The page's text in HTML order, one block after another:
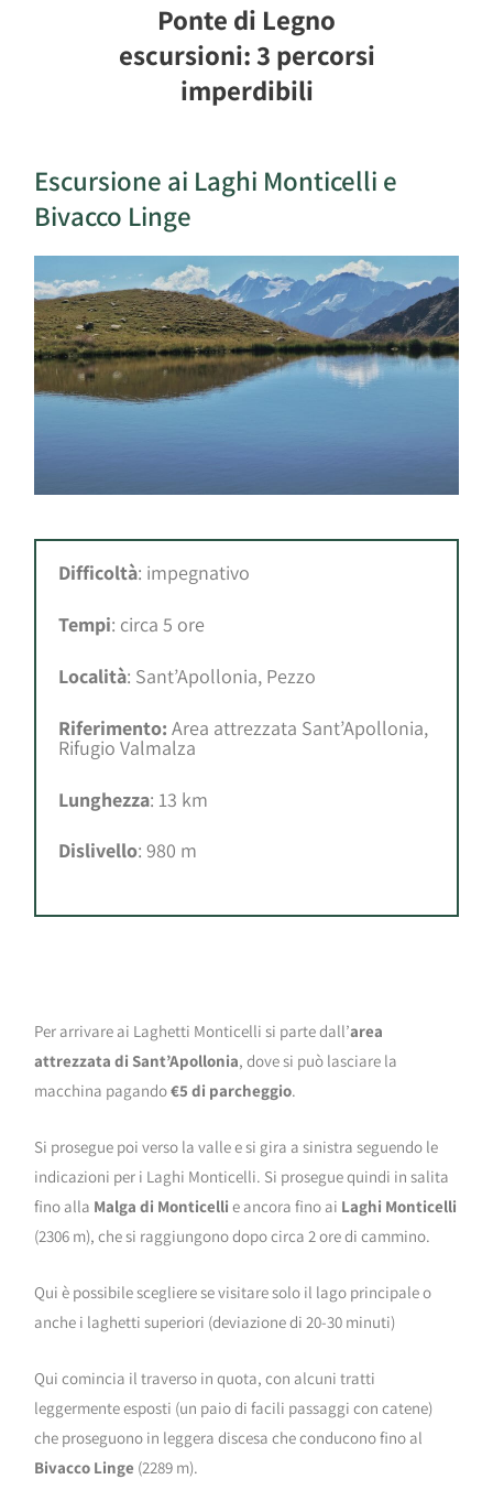
Ponte di Legno
escursioni: 3 percorsi
imperdibili
Escursione ai Laghi Monticelli e
Bivacco Linge
Difficoltà: impegnativo
Tempi: circa 5 ore
Località: Sant’Apollonia, Pezzo
Riferimento:Area attrezzata Sant’Apollonia,
Rifugio Valmalza
Lunghezza: 13 km
Dislivello: 980 m
Per arrivare ai Laghetti Monticelli si parte dall’area
attrezzata di Sant’Apollonia, dove si può lasciare la
macchina pagando€5 di parcheggio.
Si prosegue poi verso la valle e si gira a sinistra seguendo le
indicazioni per i Laghi Monticelli. Si prosegue quindi in salita
fino alla Malga di Monticelli e ancora fino ai Laghi Monticelli
(2306 m), che si raggiungono dopo circa 2 ore di cammino.
Qui è possibile scegliere se visitare solo il lago principale o
anche i laghetti superiori (deviazione di 20-30 minuti)
Qui comincia il traverso in quota, con alcuni tratti
leggermente esposti (un paio di facili passaggi con catene)
che proseguono in leggera discesa che conducono fino al
Bivacco Linge (2289 m).